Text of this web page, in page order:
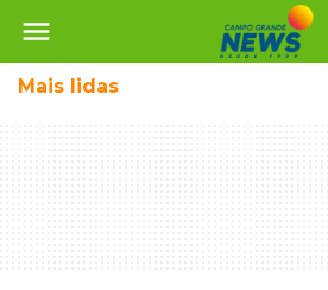
menu
Mais lidas